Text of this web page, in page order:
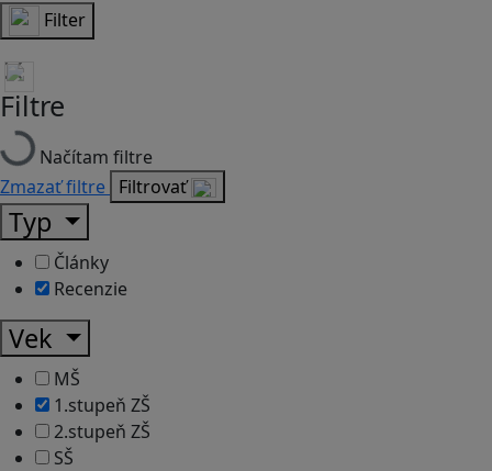
Filter
Filtre
Načítam filtre
Zmazať filtre Filtrovať
Typ
Články
Recenzie
Vek
MŠ
1.stupeň ZŠ
2.stupeň ZŠ
SŠ